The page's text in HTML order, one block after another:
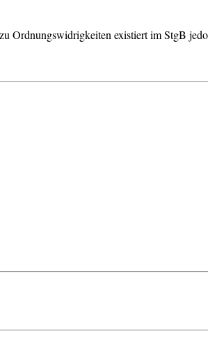
Ordnungswidrigkeiten existiert im StgB